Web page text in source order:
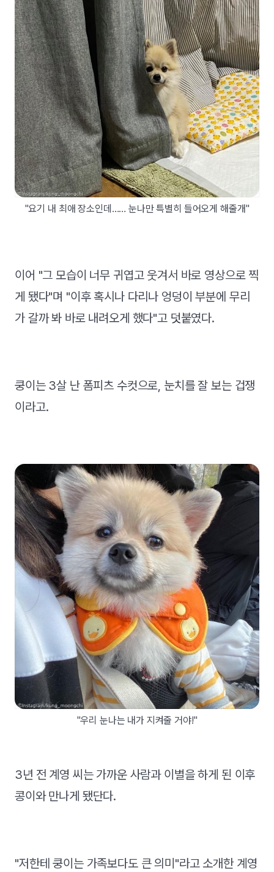
"요기 내 최애 장소인데…… 눈나만 특별히 들어오게 해줄개"
이어 "그 모습이 너무 귀엽고 웃겨서 바로 영상으로 찍
게 됐다"며 "이후 혹시나 다리나 엉덩이 부분에 무리
가 갈까 봐 바로 내려오게 했다"고 덧붙였다.
쿵이는 3살 난 폼피츠 수컷으로, 눈치를 잘 보는 겁쟁
이라고.
"우리 눈나는 내가 지켜줄 거야!"
3년 전 계영 씨는 가까운 사람과 이별을 하게 된 이후
콩이와 만나게 됐단다.
"저한테 쿵이는 가족보다도 큰 의미"라고 소개한 계영